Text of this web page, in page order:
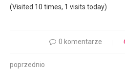
(Visited 10 times, 1 visits today)
0 komentarze
poprzednio